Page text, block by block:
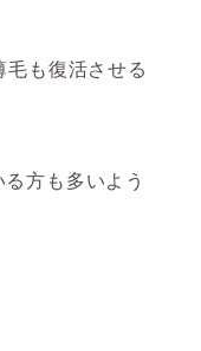
も復活させる
方も多いよう